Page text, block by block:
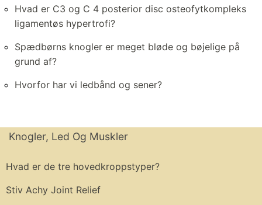
Hvad er C3 og C 4 posterior disc osteofytkompleks
ligamentøs hypertrofi?
Spædbørns knogler er meget bløde og bøjelige på
grund af?
Hvorfor har vi ledbånd og sener?
Knogler, Led Og Muskler
Hvad er de tre hovedkroppstyper?
Stiv Achy Joint Relief